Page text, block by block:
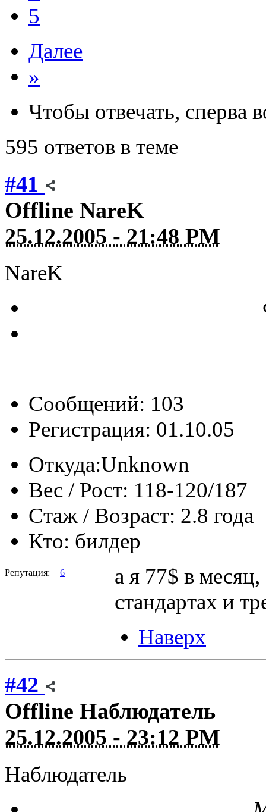
5
Далее
»
Чтобы отвечать, сперва
595 ответов в теме
#41
Offline NareK
25.12.2005 - 21:48 PM
NareK
Сообщений: 103
Регистрация: 01.10.05
Откуда:Unknown
Вес / Рост: 118-120/187
Стаж / Возраст: 2.8 годa
Кто: билдер
Репутация: 6
а я 77$ в
стандартах и
Наверх
#42
Offline Наблюдатель
25.12.2005 - 23:12 PM
Наблюдатель